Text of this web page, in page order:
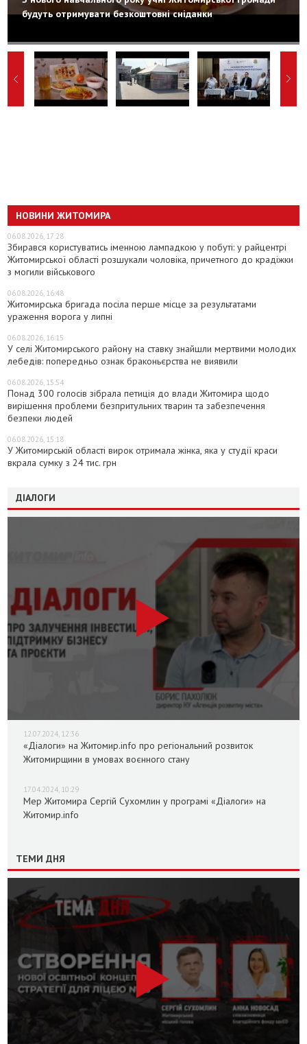
будуть отримувати безкоштовні сніданки
НОВИНИ ЖИТОМИРА
06.08.2026, 17:28
Збирався користуватись іменною лампадкою у побуті: у райцентрі
Житомирської області розшукали чоловіка, причетного до крадіжки
з могили військового
06.08.2026, 16:48
Житомирська бригада посіла перше місце за результатами
ураження ворога у липні
06.08.2026, 16:15
У селі Житомирського району на ставку знайшли мертвими молодих
лебедів: попередньо ознак браконьєрства не виявили
06.08.2026, 15:54
Понад 300 голосів зібрала петиція до влади Житомира щодо
вирішення проблеми безпритульних тварин та забезпечення
безпеки людей
06.08.2026, 15:18
У Житомирській області вирок отримала жінка, яка у студії краси
вкрала сумку з 24 тис. грн
ДІАЛОГИ
12.07.2024, 12:36
«Діалоги» на Житомир.info про регіональний розвиток
Житомирщини в умовах воєнного стану
17.04.2024, 10:29
Мер Житомира Сергій Сухомлин у програмі «Діалоги» на
Житомир.info
ТЕМИ ДНЯ